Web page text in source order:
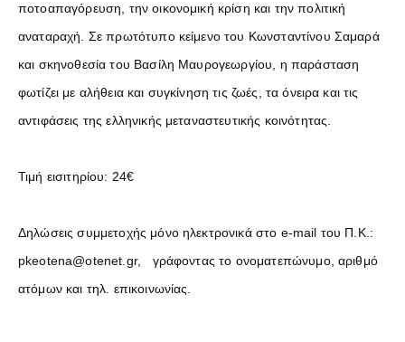
ποτοαπαγόρευση, την οικονομική κρίση και την πολιτική
αναταραχή. Σε πρωτότυπο κείμενο του Κωνσταντίνου Σαμαρά
και σκηνοθεσία του Βασίλη Μαυρογεωργίου, η παράσταση
φωτίζει με αλήθεια και συγκίνηση τις ζωές, τα όνειρα και τις
αντιφάσεις της ελληνικής μεταναστευτικής κοινότητας.
Τιμή εισιτηρίου: 24€
Δηλώσεις συμμετοχής μόνο ηλεκτρονικά στο e-mail του Π.Κ.:
pkeotena@otenet.gr, γράφοντας το ονοματεπώνυμο, αριθμό
ατόμων και τηλ. επικοινωνίας.